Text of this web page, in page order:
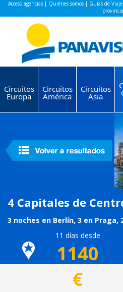
Acceso agencias | Quiénes somos | Guías de Viaje
provincia
Circuitos
Europa
Circuitos
América
Circuitos
Asia
4 Capitales de
3 noches en Berlín, 3 en Praga,
11 días desde
1140
€